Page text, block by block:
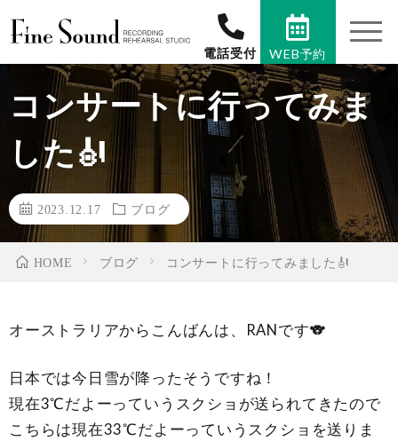
電話受付 WEB予約
t
o
g
g
l
e
n
a
v
i
g
a
t
i
コンサートに行ってみま
した🎻
2023.12.17 ブログ
HOME ブログ コンサートに行ってみました🎻
オーストラリアからこんばんは、RANです🐨
日本では今日雪が降ったそうですね！
現在3℃だよーっていうスクショが送られてきたので
こちらは現在33℃だよーっていうスクショを送りま